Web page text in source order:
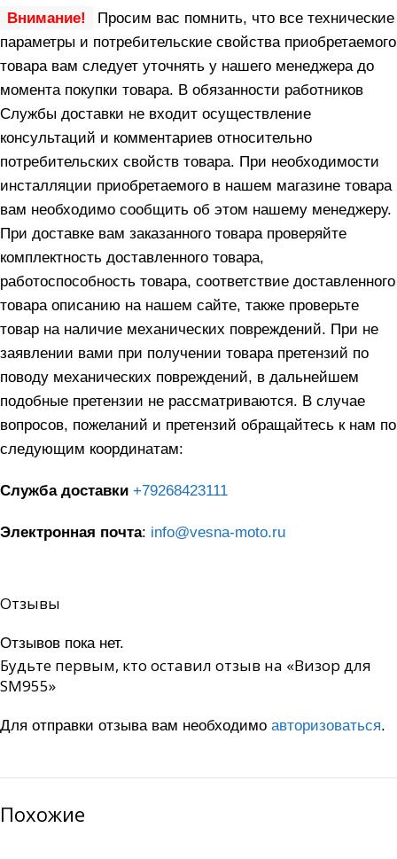
Внимание!
Просим вас помнить, что все технические
параметры и потребительские свойства приобретаемого
товара вам следует уточнять у нашего менеджера до
момента покупки товара. В обязанности работников
Службы доставки не входит осуществление
консультаций и комментариев относительно
потребительских свойств товара. При необходимости
инсталляции приобретаемого в нашем магазине товара
вам необходимо сообщить об этом нашему менеджеру.
При доставке вам заказанного товара проверяйте
комплектность доставленного товара,
работоспособность товара, соответствие доставленного
товара описанию на нашем сайте, также проверьте
товар на наличие механических повреждений. При не
заявлении вами при получении товара претензий по
поводу механических повреждений, в дальнейшем
подобные претензии не рассматриваются. В случае
вопросов, пожеланий и претензий обращайтесь к нам по
следующим координатам:
Служба доставки +79268423111
Электронная почта: info@vesna-moto.ru
Отзывы
Отзывов пока нет.
Будьте первым, кто оставил отзыв на «Визор для
SM955»
Для отправки отзыва вам необходимо авторизоваться.
Похожие